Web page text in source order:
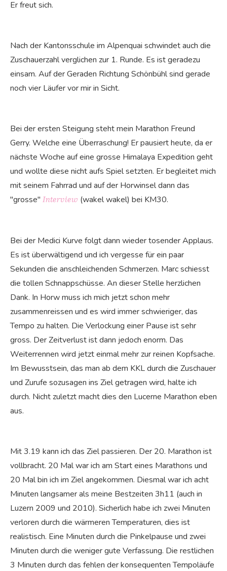
Er freut sich.
Nach der Kantonsschule im Alpenquai schwindet auch die
Zuschauerzahl verglichen zur 1. Runde. Es ist geradezu
einsam. Auf der Geraden Richtung Schönbühl sind gerade
noch vier Läufer vor mir in Sicht.
Bei der ersten Steigung steht mein Marathon Freund
Gerry. Welche eine Überraschung! Er pausiert heute, da er
nächste Woche auf eine grosse Himalaya Expedition geht
und wollte diese nicht aufs Spiel setzten. Er begleitet mich
mit seinem Fahrrad und auf der Horwinsel dann das
"grosse" Interview (wakel wakel) bei KM30.
Bei der Medici Kurve folgt dann wieder tosender Applaus.
Es ist überwältigend und ich vergesse für ein paar
Sekunden die anschleichenden Schmerzen. Marc schiesst
die tollen Schnappschüsse. An dieser Stelle herzlichen
Dank. In Horw muss ich mich jetzt schon mehr
zusammenreissen und es wird immer schwieriger, das
Tempo zu halten. Die Verlockung einer Pause ist sehr
gross. Der Zeitverlust ist dann jedoch enorm. Das
Weiterrennen wird jetzt einmal mehr zur reinen Kopfsache.
Im Bewusstsein, das man ab dem KKL durch die Zuschauer
und Zurufe sozusagen ins Ziel getragen wird, halte ich
durch. Nicht zuletzt macht dies den Lucerne Marathon eben
aus.
Mit 3.19 kann ich das Ziel passieren. Der 20. Marathon ist
vollbracht. 20 Mal war ich am Start eines Marathons und
20 Mal bin ich im Ziel angekommen. Diesmal war ich acht
Minuten langsamer als meine Bestzeiten 3h11 (auch in
Luzern 2009 und 2010). Sicherlich habe ich zwei Minuten
verloren durch die wärmeren Temperaturen, dies ist
realistisch. Eine Minuten durch die Pinkelpause und zwei
Minuten durch die weniger gute Verfassung. Die restlichen
3 Minuten durch das fehlen der konsequenten Tempoläufe